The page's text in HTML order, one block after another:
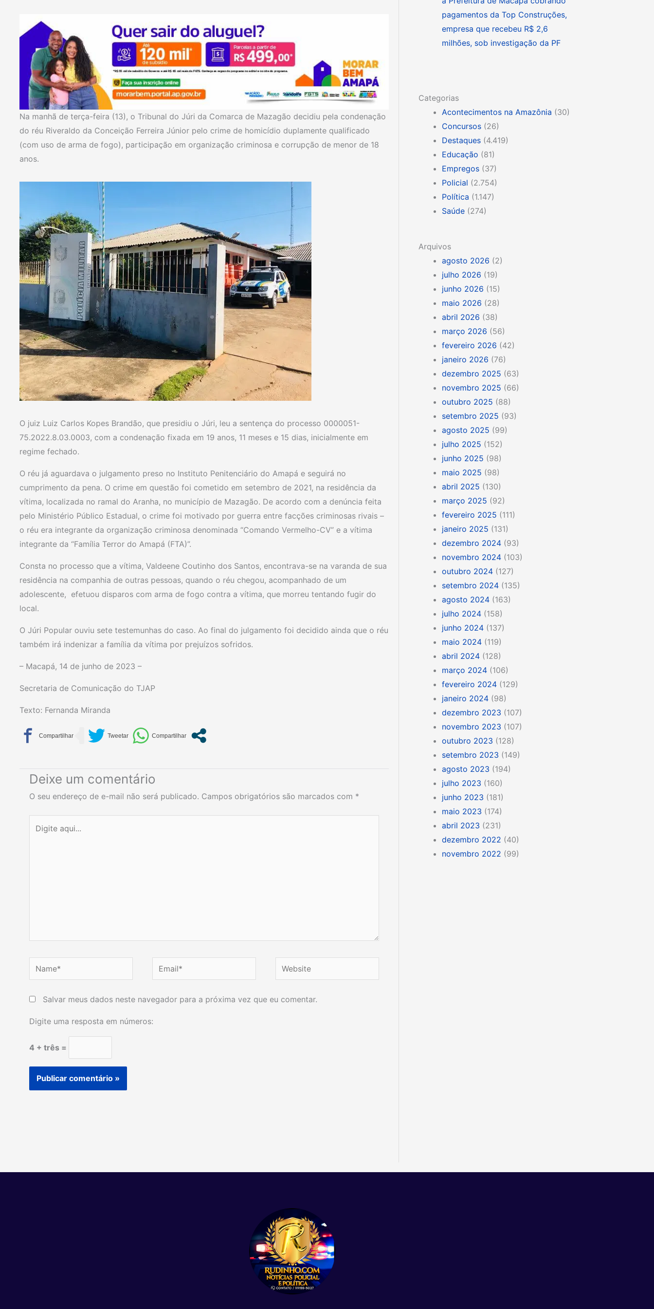
Na manhã de terça-feira (13), o Tribunal do Júri da Comarca de Mazagão decidiu pela condenação
do réu Riveraldo da Conceição Ferreira Júnior pelo crime de homicídio duplamente qualificado
(com uso de arma de fogo), participação em organização criminosa e corrupção de menor de 18
anos.
O juiz Luiz Carlos Kopes Brandão, que presidiu o Júri, leu a sentença do processo 0000051-
75.2022.8.03.0003, com a condenação fixada em 19 anos, 11 meses e 15 dias, inicialmente em
regime fechado.
O réu já aguardava o julgamento preso no Instituto Penitenciário do Amapá e seguirá no
cumprimento da pena. O crime em questão foi cometido em setembro de 2021, na residência da
vítima, localizada no ramal do Aranha, no município de Mazagão. De acordo com a denúncia feita
pelo Ministério Público Estadual, o crime foi motivado por guerra entre facções criminosas rivais –
o réu era integrante da organização criminosa denominada “Comando Vermelho-CV” e a vítima
integrante da “Família Terror do Amapá (FTA)”.
Consta no processo que a vítima, Valdeene Coutinho dos Santos, encontrava-se na varanda de sua
residência na companhia de outras pessoas, quando o réu chegou, acompanhado de um
adolescente, efetuou disparos com arma de fogo contra a vítima, que morreu tentando fugir do
local.
O Júri Popular ouviu sete testemunhas do caso. Ao final do julgamento foi decidido ainda que o réu
também irá indenizar a família da vítima por prejuízos sofridos.
– Macapá, 14 de junho de 2023 –
Secretaria de Comunicação do TJAP
Texto: Fernanda Miranda
Deixe um comentário
O seu endereço de e-mail não será publicado. Campos obrigatórios são marcados com *
aqui...
Name* Email* Website
Salvar meus dados neste navegador para a próxima vez que eu comentar.
Digite uma resposta em números:
4 + três =
pagamentos da Top Construções,
empresa que recebeu R$ 2,6
milhões, sob investigação da PF
Categorias
Acontecimentos na Amazônia (30)
Concursos (26)
Destaques (4.419)
Educação (81)
Empregos (37)
Policial (2.754)
Política (1.147)
Saúde (274)
Arquivos
agosto 2026 (2)
julho 2026 (19)
junho 2026 (15)
maio 2026 (28)
abril 2026 (38)
março 2026 (56)
fevereiro 2026 (42)
janeiro 2026 (76)
dezembro 2025 (63)
novembro 2025 (66)
outubro 2025 (88)
setembro 2025 (93)
agosto 2025 (99)
julho 2025 (152)
junho 2025 (98)
maio 2025 (98)
abril 2025 (130)
março 2025 (92)
fevereiro 2025 (111)
janeiro 2025 (131)
dezembro 2024 (93)
novembro 2024 (103)
outubro 2024 (127)
setembro 2024 (135)
agosto 2024 (163)
julho 2024 (158)
junho 2024 (137)
maio 2024 (119)
abril 2024 (128)
março 2024 (106)
fevereiro 2024 (129)
janeiro 2024 (98)
dezembro 2023 (107)
novembro 2023 (107)
outubro 2023 (128)
setembro 2023 (149)
agosto 2023 (194)
julho 2023 (160)
junho 2023 (181)
maio 2023 (174)
abril 2023 (231)
dezembro 2022 (40)
novembro 2022 (99)